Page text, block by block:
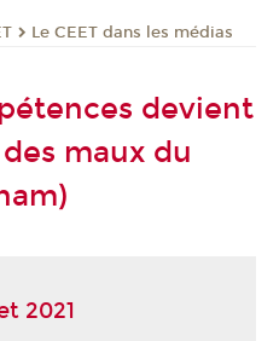
Le CEET dans les médias
devient
maux du
2021